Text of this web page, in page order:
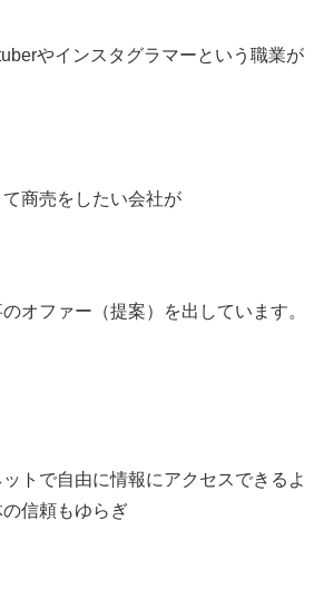
やインスタグラマーという職業が
商売をしたい会社が
オファー（提案）を出しています。
トで自由に情報にアクセスできるよ
信頼もゆらぎ